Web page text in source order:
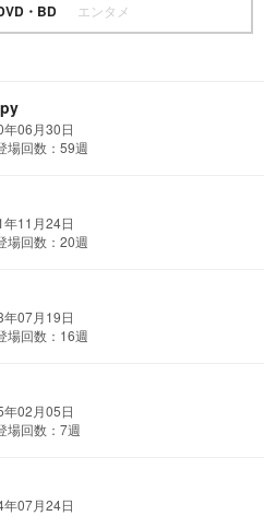
・BD
エンタメ
年06月30日
回数：59週
年11月24日
回数：20週
年07月19日
回数：16週
年02月05日
回数：7週
年07月24日